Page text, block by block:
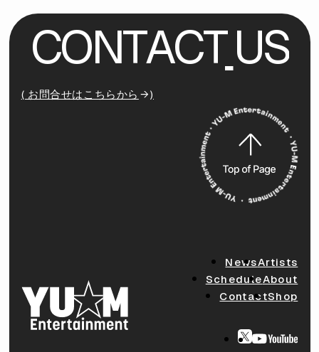
CONTACT US
( お問合せはこちらから )
NewsArtists
ScheduleAbout
ContactShop